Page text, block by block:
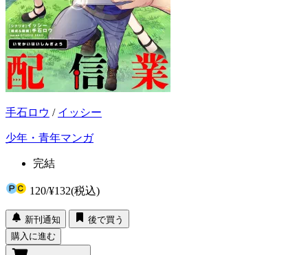
手石ロウ / イッシー
少年・青年マンガ
完結
120/¥132(税込)
新刊通知
後で買う
購入に進む